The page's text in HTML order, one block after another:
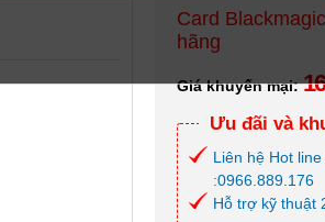
Card
hãng
Giá khuyến mại:
Ưu đãi và
Liên hệ Hot
:0966.889.176
Hỗ trợ kỹ thuật